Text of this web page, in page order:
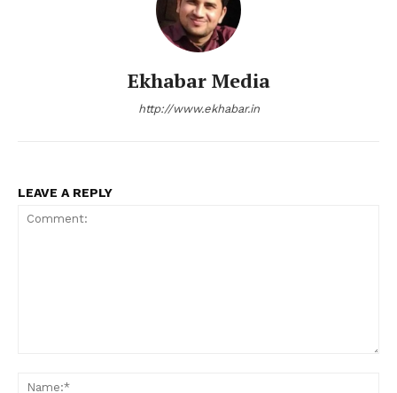
Ekhabar Media
http://www.ekhabar.in
LEAVE A REPLY